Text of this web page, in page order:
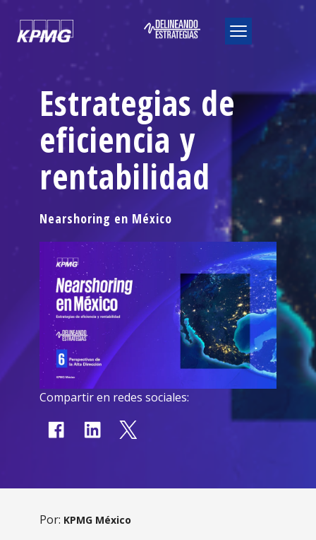
Estrategias de
eficiencia y
rentabilidad
Nearshoring en México
Compartir en redes sociales:
Por: KPMG México